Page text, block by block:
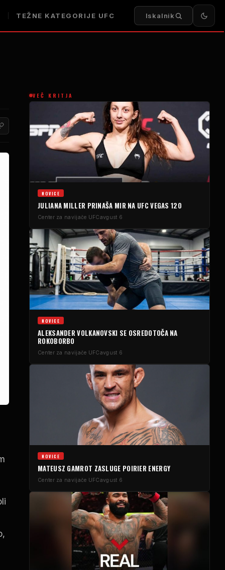
TEŽNE KATEGORIJE UFC Iskalnik
VEČ KRITJA
NOVICE
JULIANA MILLER PRINAŠA MIR NA UFC VEGAS 120
Center za navijače UFCavgust 6
NOVICE
ALEKSANDER VOLKANOVSKI SE OSREDOTOČA NA
ROKOBORBO
Center za navijače UFCavgust 6
NOVICE
MATEUSZ GAMROT ZASLUGE POIRIER ENERGY
Center za navijače UFCavgust 6